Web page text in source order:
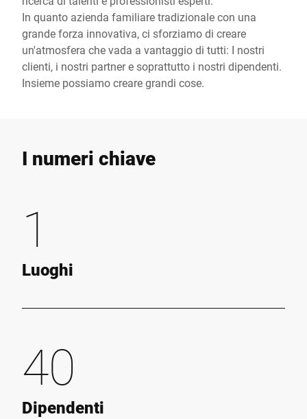
In quanto azienda familiare tradizionale con una
grande forza innovativa, ci sforziamo di creare
un'atmosfera che vada a vantaggio di tutti: I nostri
clienti, i nostri partner e soprattutto i nostri dipendenti.
Insieme possiamo creare grandi cose.
I numeri chiave
1
Luoghi
40
Dipendenti